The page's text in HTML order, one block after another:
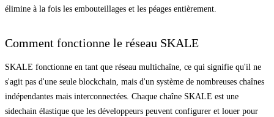
élimine à la fois les embouteillages et les péages entièrement.
Comment fonctionne le réseau SKALE
SKALE fonctionne en tant que réseau multichaîne, ce qui signifie qu'il ne
s'agit pas d'une seule blockchain, mais d'un système de nombreuses chaînes
indépendantes mais interconnectées. Chaque chaîne SKALE est une
sidechain élastique que les développeurs peuvent configurer et louer pour